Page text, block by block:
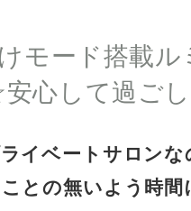
モード搭載
心して過ご
イベートサロン
との無いよう時